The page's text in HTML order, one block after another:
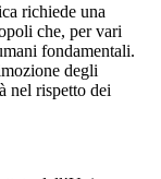
richiede una
che, per vari
fondamentali.
degli
nel rispetto dei